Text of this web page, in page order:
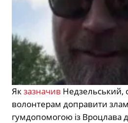
Якзазначив Недзельський,
волонтерам доправити
гумдопомогою із Вроцлава